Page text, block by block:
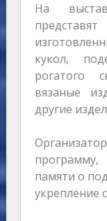
На
кукол,
рогатого
вязаные
другие
программу,
памяти о
укрепление